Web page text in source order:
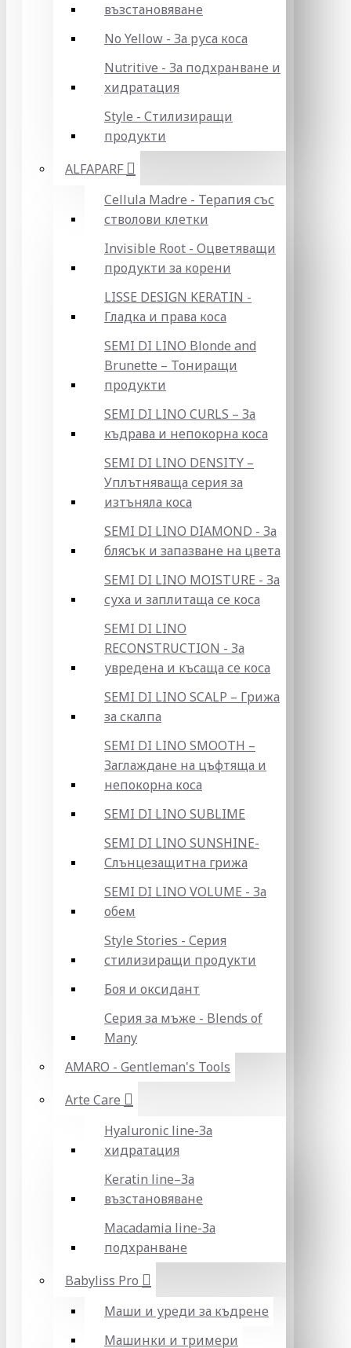
възстановяване
No Yellow - За руса коса
Nutritive - За подхранване и
хидратация
Style - Стилизиращи
продукти
ALFAPARF
Cellula Madre - Терапия със
стволови клетки
Invisible Root - Оцветяващи
продукти за корени
LISSE DESIGN KERATIN -
Гладка и права коса
SEMI DI LINO Blonde and
Brunette – Тониращи
продукти
SEMI DI LINO CURLS – За
къдрава и непокорна коса
SEMI DI LINO DENSITY –
Уплътняваща серия за
изтъняла коса
SEMI DI LINO DIAMOND - За
блясък и запазване на цвета
SEMI DI LINO MOISTURE - За
суха и заплитаща се коса
SEMI DI LINO
RECONSTRUCTION - За
увредена и късаща се коса
SEMI DI LINO SCALP – Грижа
за скалпа
SEMI DI LINO SMOOTH –
Заглаждане на цъфтяща и
непокорна коса
SEMI DI LINO SUBLIME
SEMI DI LINO SUNSHINE-
Слънцезащитна грижа
SEMI DI LINO VOLUME - За
обем
Style Stories - Серия
стилизиращи продукти
Боя и оксидант
Серия за мъже - Blends of
Many
AMARO - Gentleman's Tools
Arte Care
Hyaluronic line-За
хидратация
Keratin line–За
възстановяване
Macadamia line-За
подхранване
Babyliss Pro
Маши и уреди за къдрене
Машинки и тримери